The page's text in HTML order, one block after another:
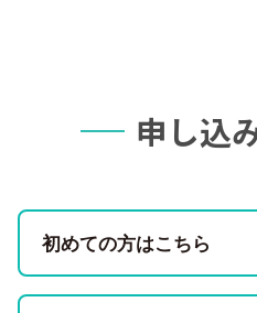
申し込
初めての方はこちら